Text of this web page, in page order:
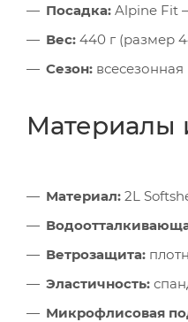
Посадка: Alpine Fit
Вес: 440 г (размер
Сезон: всесезонная
Материалы
Материал: 2L
Ветрозащита:
Эластичность:
Микрофлисовая